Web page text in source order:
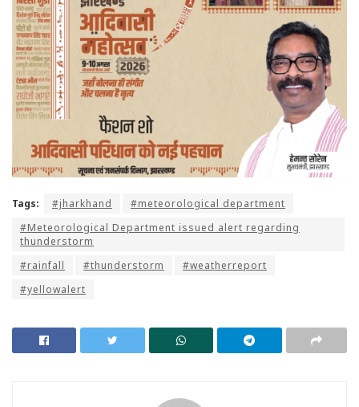
Tags: #jharkhand
#meteorological department
#Meteorological Department issued alert regarding
thunderstorm
#rainfall
#thunderstorm
#weatherreport
#yellowalert